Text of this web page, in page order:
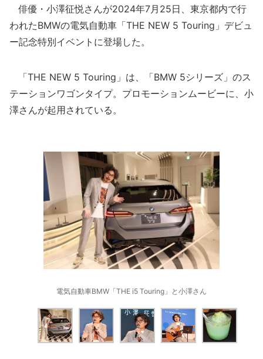
俳優・小澤征悦さんが2024年7月25日、東京都内で行
われたBMWの電気自動車「THE NEW 5 Touring」デビュ
ー記念特別イベントに登場した。
「THE NEW 5 Touring」は、「BMW 5シリーズ」のス
テーションワゴンタイプ。プロモーションムービーに、小
澤さんが起用されている。
電気自動車BMW「THE i5 Touring」と小澤さん